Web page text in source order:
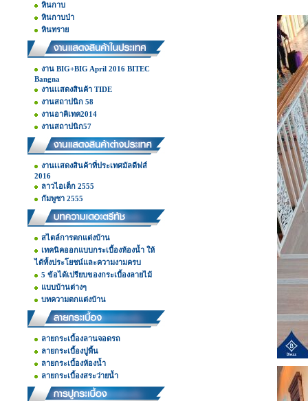
หินกาบ
หินกาบป่า
หินทราย
งาน BIG+BIG April 2016 BITEC
Bangna
งานเเสดงสินค้า TIDE
งานสถาปนิก 58
งานอาคิเทค2014
งานสถาปนิก57
งานเเสดงสินค้าที่ประเทศมัลดีฟส์
2016
ลาวไอเต็ก 2555
กัมพูชา 2555
สไตล์การตกแต่งบ้าน
เทคนิคออกแบบกระเบื้องห้องน้ำ ให้
ได้ทั้งประโยชน์และความงามครบ
5 ข้อได้เปรียบของกระเบื้องลายไม้
แบบบ้านต่างๆ
บทความตกแต่งบ้าน
ลายกระเบื้องลานจอดรถ
ลายกระเบื้องปูพื้น
ลายกระเบื้องห้องน้ำ
ลายกระเบื้องสระว่ายน้ำ